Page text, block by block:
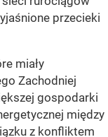
przecieki
miały
Zachodniej
gospodarki
między
z konfliktem